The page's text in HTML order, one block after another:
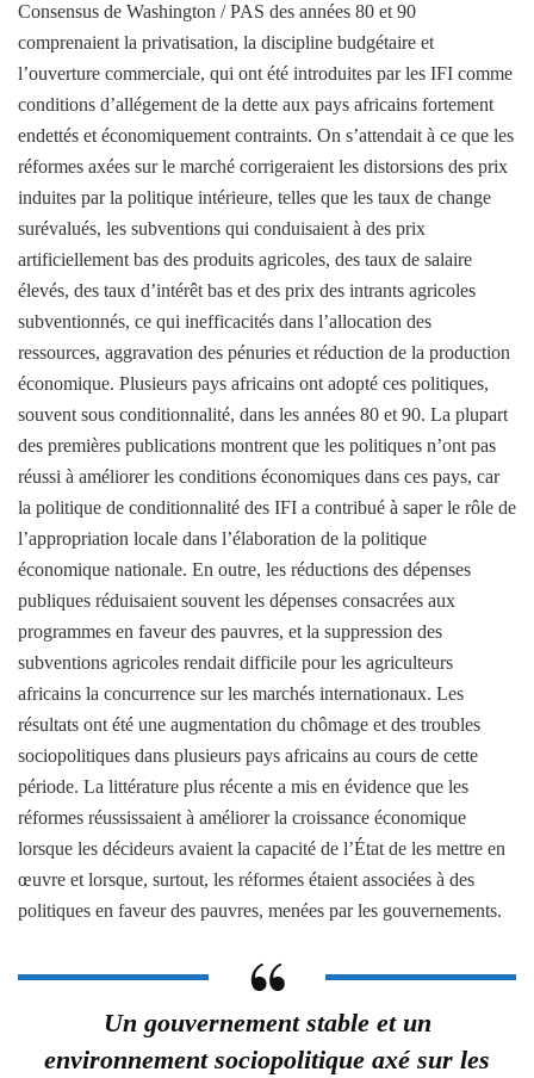
Consensus de Washington / PAS des années 80 et 90
comprenaient la privatisation, la discipline budgétaire et
l’ouverture commerciale, qui ont été introduites par les IFI comme
conditions d’allégement de la dette aux pays africains fortement
endettés et économiquement contraints. On s’attendait à ce que les
réformes axées sur le marché corrigeraient les distorsions des prix
induites par la politique intérieure, telles que les taux de change
surévalués, les subventions qui conduisaient à des prix
artificiellement bas des produits agricoles, des taux de salaire
élevés, des taux d’intérêt bas et des prix des intrants agricoles
subventionnés, ce qui inefficacités dans l’allocation des
ressources, aggravation des pénuries et réduction de la production
économique. Plusieurs pays africains ont adopté ces politiques,
souvent sous conditionnalité, dans les années 80 et 90. La plupart
des premières publications montrent que les politiques n’ont pas
réussi à améliorer les conditions économiques dans ces pays, car
la politique de conditionnalité des IFI a contribué à saper le rôle de
l’appropriation locale dans l’élaboration de la politique
économique nationale. En outre, les réductions des dépenses
publiques réduisaient souvent les dépenses consacrées aux
programmes en faveur des pauvres, et la suppression des
subventions agricoles rendait difficile pour les agriculteurs
africains la concurrence sur les marchés internationaux. Les
résultats ont été une augmentation du chômage et des troubles
sociopolitiques dans plusieurs pays africains au cours de cette
période. La littérature plus récente a mis en évidence que les
réformes réussissaient à améliorer la croissance économique
lorsque les décideurs avaient la capacité de l’État de les mettre en
œuvre et lorsque, surtout, les réformes étaient associées à des
politiques en faveur des pauvres, menées par les gouvernements.
Un gouvernement stable et un
environnement sociopolitique axé sur les